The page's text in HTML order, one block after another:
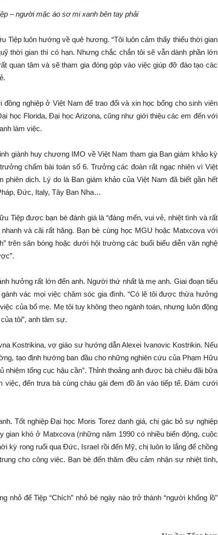
– người mặc áo sơ mi xanh bên tay phải
Tiệp luôn hướng về quê hương. “Tôi luôn cảm thấy thiếu thời gian
thời gian thì có hạn. Nhưng chắc chắn tôi sẽ vẫn dành phần lớn
quan tâm và sẽ tham gia đóng góp vào việc giúp đỡ đào tạo các
nghiệp ở Việt Nam để trao đổi và xin học bổng cho sinh viên
học Florida, Đại học Arizona, cũng như giới thiệu các em đến với
làm việc.
giành huy chương IMO về Việt Nam tham gia Ban giám khảo kỳ
chấm bài toán số 6. Trưởng các đoàn rất ngạc nhiên vì Việt
phiên dịch. Lý do là Ban giám khảo của Việt Nam đã biết gần hết
Đức, Italy, Tây Ban Nha…
Tiệp được bạn bè đánh giá là “đáng mến, vui vẻ, nhiệt tình và rất
và cãi rất hăng. Bạn bè cùng học MGU hoặc Matxcova với
trên sân bóng hoặc dưới hội trường các buổi biểu diễn văn nghệ
hưởng rất lớn đến anh. Người thứ nhất là mẹ anh. Giai đoạn tiểu
vác mọi việc chăm sóc gia đình. “Có lẽ tôi được thừa hưởng
của bố mẹ. Mẹ tôi tuy không theo ngành toán, nhưng luôn động
tôi”, anh tâm sự.
Kostrikina, vợ giáo sư hướng dẫn Alexei Ivanovic Kostrikin. Nếu
tạo định hướng ban đầu cho những nghiên cứu của Phạm Hữu
nhiệm tổng cục hậu cần”. Thỉnh thoảng anh được bà chiêu đãi bữa
việc, đến trưa bà cùng cháu gái đem đồ ăn vào tiếp tế. Đám cưới
Tốt nghiệp Đại học Moris Torez danh giá, chị gác bỏ sự nghiệp
gian khó ở Matxcova (những năm 1990 có nhiều biến động, cuộc
kỳ rong ruổi qua Đức, Israel rồi đến Mỹ, chị luôn lo lắng để chồng
cho công việc. Bạn bè đến thăm đều cảm nhận sự nhiệt tình,
nhỏ để Tiệp “Chích” nhỏ bé ngày nào trở thành “người khổng lồ”